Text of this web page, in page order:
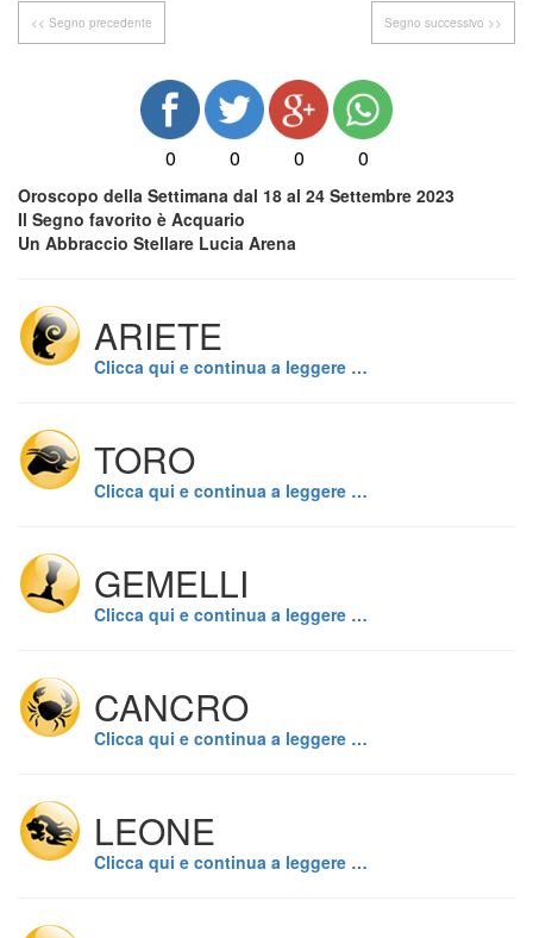
<< Segno precedente Segno successivo >>
0 0 0 0
Oroscopo della Settimana dal 18 al 24 Settembre 2023
Il Segno favorito è Acquario
Un Abbraccio Stellare Lucia Arena
ARIETE
Clicca qui e continua a leggere …
TORO
Clicca qui e continua a leggere …
GEMELLI
Clicca qui e continua a leggere …
CANCRO
Clicca qui e continua a leggere …
LEONE
Clicca qui e continua a leggere …